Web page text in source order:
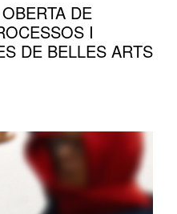
DE
I
DE BELLES ARTS